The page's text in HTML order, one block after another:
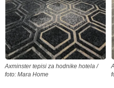
Axminster tepisi za hodnike hotela /
foto: Mara Home